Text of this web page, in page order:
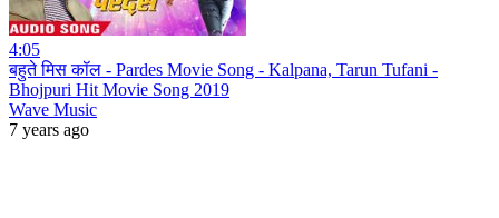
4:05
बहुते मिस कॉल - Pardes Movie Song - Kalpana, Tarun Tufani -
Bhojpuri Hit Movie Song 2019
Wave Music
7 years ago